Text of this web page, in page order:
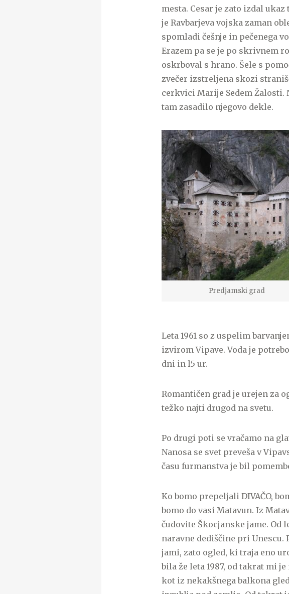
mesta. Cesar je zato izdal
je Ravbarjeva vojska zaman
spomladi češnje in pečenega
Erazem pa se je po skrivnem
oskrboval s hrano. Šele s
zvečer izstreljena skozi
cerkvici Marije Sedem Žalosti.
tam zasadilo njegovo dekle.
Predjamski grad
Leta 1961 so z uspelim
izvirom Vipave. Voda je
dni in l5 ur.
Romantičen grad je urejen za
težko najti drugod na svetu.
Po drugi poti se vračamo na
Nanosa se svet preveša v
času furmanstva je bil
Ko bomo prepeljali DIVAČO,
bomo do vasi Matavun. Iz
čudovite Škocjanske jame. Od
naravne dediščine pri
jami, zato ogled, ki traja eno
bila že leta 1987, od takrat mi
kot iz nekakšnega balkona